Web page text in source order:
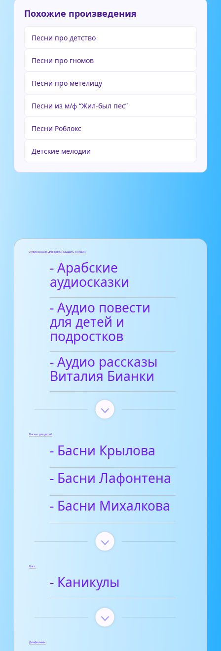
Похожие произведения
Песни про детство
Песни про гномов
Песни про метелицу
Песни из м/ф “Жил-был пес”
Песни Роблокс
Детские мелодии
Аудиосказки для детей слушать онлайн
- Арабские
аудиосказки
- Аудио повести
для детей и
подростков
- Аудио рассказы
Виталия Бианки
Басни для детей
- Басни Крылова
- Басни Лафонтена
- Басни Михалкова
Блог
- Каникулы
Диафильмы